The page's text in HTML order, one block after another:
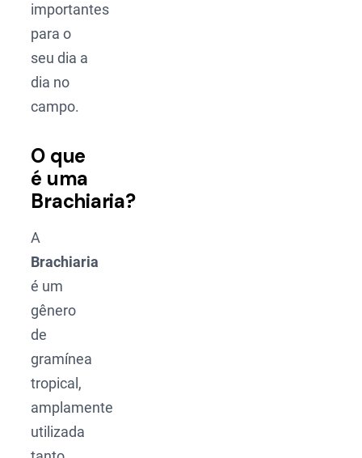
importantes
para o
seu dia a
dia no
campo.
O que
é uma
Brachiaria?
A
Brachiaria
é um
gênero
de
gramínea
tropical,
amplamente
utilizada